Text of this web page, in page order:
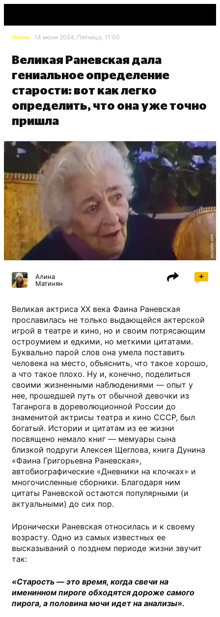
Жизнь 14 июня 2024, Пятница, 11:00
Великая Раневская дала
гениальное определение
старости: вот как легко
определить, что она уже точно
пришла
youtube.com
Алина
Матинян
Великая актриса XX века Фаина Раневская
прославилась не только выдающейся актерской
игрой в театре и кино, но и своим потрясающим
остроумием и едкими, но меткими цитатами.
Буквально парой слов она умела поставить
человека на место, объяснить, что такое хорошо,
а что такое плохо. Ну и, конечно, поделиться
своими жизненными наблюдениями — опыт у
нее, прошедшей путь от обычной девочки из
Таганрога в дореволюционной России до
знаменитой актрисы театра и кино СССР, был
богатый. Истории и цитатам из ее жизни
посвящено немало книг — мемуары сына
близкой подруги Алексея Щеглова, книга Дунина
«Фаина Григорьевна Раневская»,
автобиографические «Дневники на клочках» и
многочисленные сборники. Благодаря ним
цитаты Раневской остаются популярными (и
актуальными) до сих пор.
Иронически Раневская относилась и к своему
возрасту. Одно из самых известных ее
высказываний о позднем периоде жизни звучит
так:
«Старость — это время, когда свечи на
именинном пироге обходятся дороже самого
пирога, а половина мочи идет на анализы».